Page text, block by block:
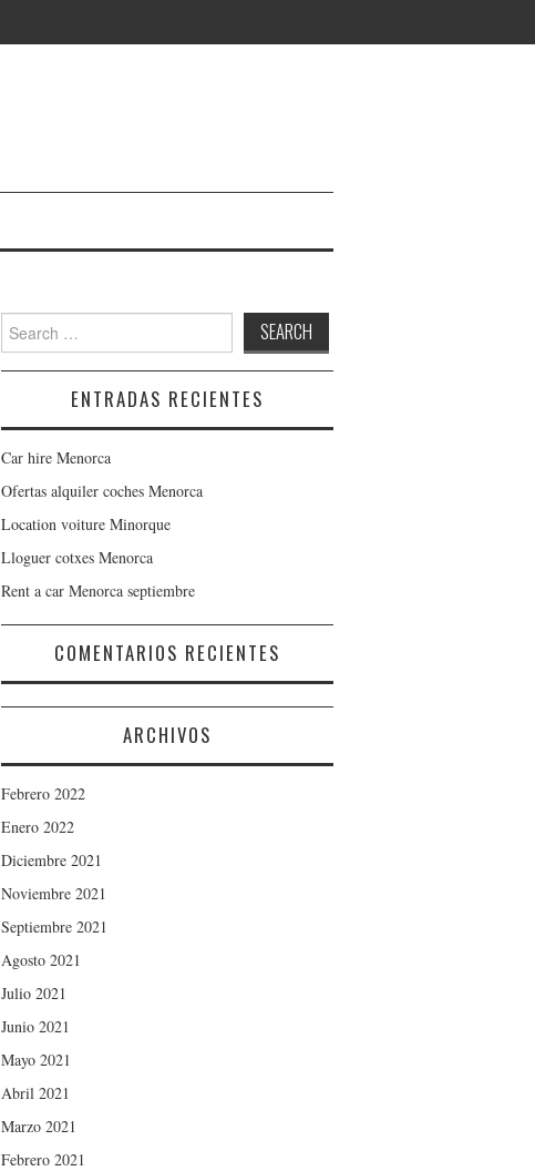
Search for:
ENTRADAS RECIENTES
Car hire Menorca
Ofertas alquiler coches Menorca
Location voiture Minorque
Lloguer cotxes Menorca
Rent a car Menorca septiembre
COMENTARIOS RECIENTES
ARCHIVOS
Febrero 2022
Enero 2022
Diciembre 2021
Noviembre 2021
Septiembre 2021
Agosto 2021
Julio 2021
Junio 2021
Mayo 2021
Abril 2021
Marzo 2021
Febrero 2021